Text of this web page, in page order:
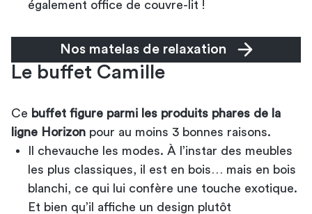
également office de couvre-lit !
Nos matelas de relaxation
Le buffet Camille
Ce buffet figure parmi les produits phares de la
ligne Horizon pour au moins 3 bonnes raisons.
Il chevauche les modes. À l’instar des meubles
les plus classiques, il est en bois… mais en bois
blanchi, ce qui lui confère une touche exotique.
Et bien qu’il affiche un design plutôt